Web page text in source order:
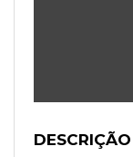
DESCRIÇÃO